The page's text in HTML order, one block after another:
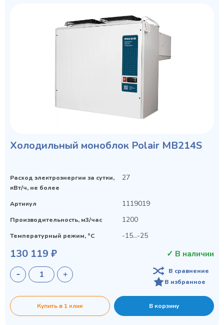
Холодильный моноблок Polair MB214S
Расход электроэнергии за сутки,
кВт/ч, не более
27
Артикул 1119019
Производительность, м3/час 1200
Температурный режим, °C -15...-25
130 119 ₽ ✓ В наличии
В сравнение
В избранное
Купить в 1 клик В корзину